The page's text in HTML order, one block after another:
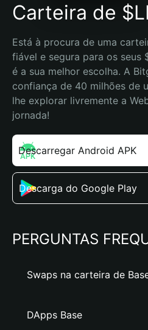
Carteira de
Está à procura de uma
fiável e segura para os seus
é a sua melhor escolha. A
confiança de 40 milhões de
lhe explorar livremente a
jornada!
Descarregar Android APK
Descarga do Google Play
PERGUNTAS
Swaps na carteira de
DApps Base